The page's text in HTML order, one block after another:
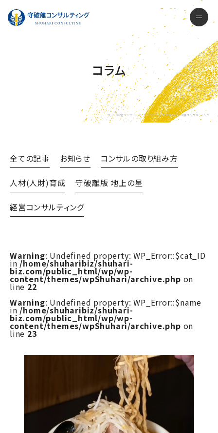
守破離コンサルティング株式会社
コラム-経営コンサルティング、COO代行、人材育成- 守破離コンサルティング
コラム
全ての記事 お知らせ コンサルの取り組み方
人材(人財)育成 守破離版 地上の星
経営コンサルティング
Warning: Undefined property: WP_Error::$cat_ID
in /home/shuharibiz/shuhari-
biz.com/public_html/wp/wp-
content/themes/wpShuhari/archive.php on
line 22
Warning: Undefined property: WP_Error::$name
in /home/shuharibiz/shuhari-
biz.com/public_html/wp/wp-
content/themes/wpShuhari/archive.php on
line 23